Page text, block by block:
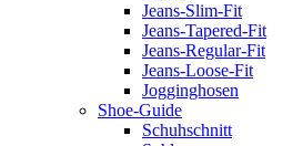
Jeans-Slim-Fit
Jeans-Tapered-Fit
Jeans-Regular-Fit
Jeans-Loose-Fit
Jogginghosen
Shoe-Guide
Schuhschnitt